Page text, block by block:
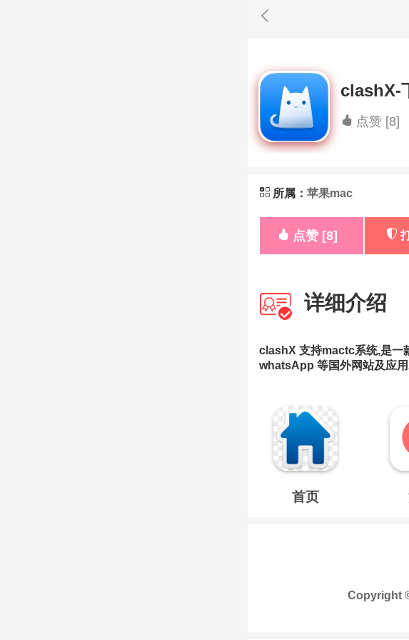
clashX-
点赞 [8]
所属： 苹果mac
点赞 [8]
详细介绍
clashX 支持mactc系统,是一
whatsApp 等国外网站及应
首页
Copyright